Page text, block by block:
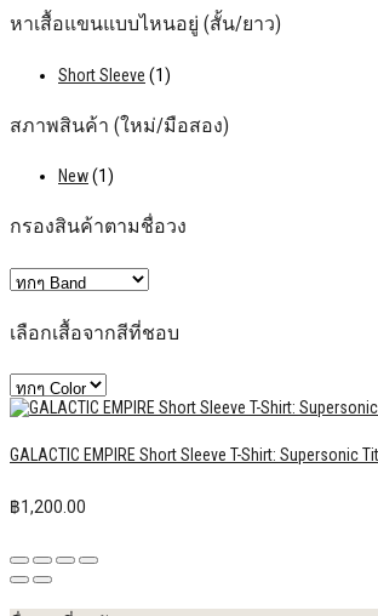
หาเสื้อแขนแบบไหนอยู่ (สั้น/ยาว)
Short Sleeve (1)
สภาพสินค้า (ใหม่/มือสอง)
New(1)
กรองสินค้าตามชื่อวง
เลือกเสื้อจากสีที่ชอบ
GALACTIC EMPIRE Short Sleeve T-Shirt: Supersonic
฿1,200.00